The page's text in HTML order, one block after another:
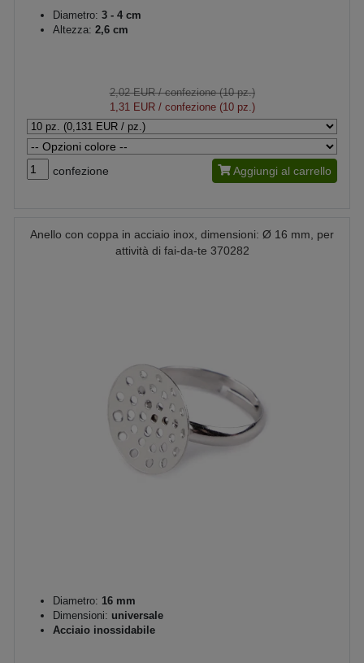
Diametro: 3 - 4 cm
Altezza: 2,6 cm
2,02 EUR/ confezione (10 pz.)
1,31 EUR/ confezione (10 pz.)
confezione Aggiungi al carrello
Anello con coppa in acciaio inox, dimensioni: Ø 16 mm, per
attività di fai-da-te 370282
Diametro: 16 mm
Dimensioni: universale
Acciaio inossidabile